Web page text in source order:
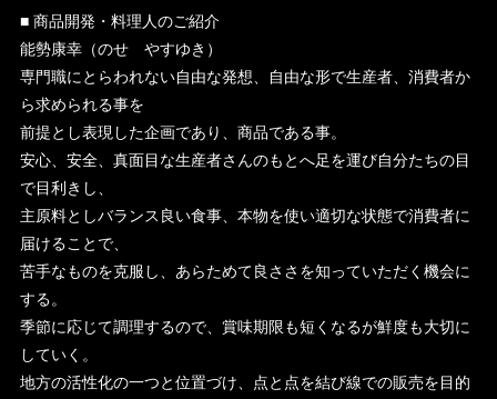
■ 商品開発・料理人のご紹介
能勢康幸（のせ やすゆき）
専門職にとらわれない自由な発想、自由な形で生産者、消費者か
ら求められる事を
前提とし表現した企画であり、商品である事。
安心、安全、真面目な生産者さんのもとへ足を運び自分たちの目
で目利きし、
主原料としバランス良い食事、本物を使い適切な状態で消費者に
届けることで、
苦手なものを克服し、あらためて良ささを知っていただく機会に
する。
季節に応じて調理するので、賞味期限も短くなるが鮮度も大切に
していく。
地方の活性化の一つと位置づけ、点と点を結び線での販売を目的